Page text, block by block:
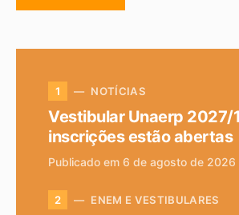
1 NOTÍCIAS
Vestibular Unaerp 2027/
inscrições estão abertas
Publicado em 6 de agosto de 2026
2 ENEM E VESTIBULARES